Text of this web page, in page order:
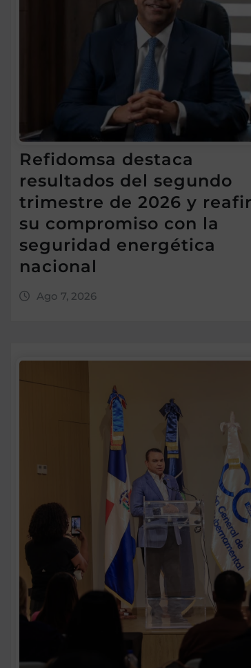
Refidomsa destaca
resultados del segundo
trimestre de 2026 y
su compromiso con la
seguridad energética
nacional
Ago 7, 2026